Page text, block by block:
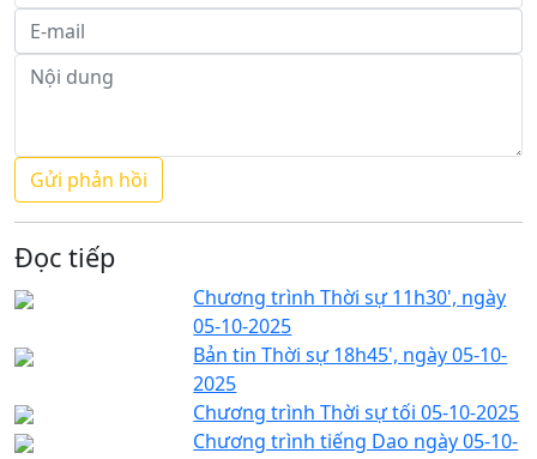
Đọc tiếp
Chương trình Thời sự 11h30', ngày
05-10-2025
Bản tin Thời sự 18h45', ngày 05-10-
2025
Chương trình Thời sự tối 05-10-2025
Chương trình tiếng Dao ngày 05-10-